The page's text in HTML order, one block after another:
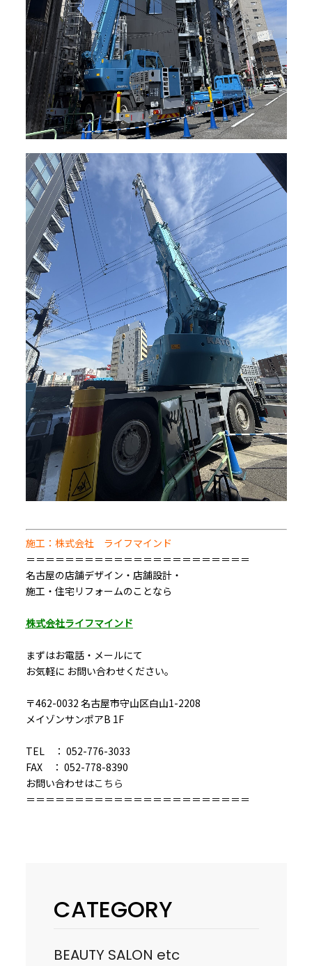
施工：株式会社 ライフマインド
＝＝＝＝＝＝＝＝＝＝＝＝＝＝＝＝＝＝＝＝＝＝＝
名古屋の店舗デザイン・店舗設計・
施工・住宅リフォームのことなら
株式会社ライフマインド
まずはお電話・メールにて
お気軽に お問い合わせください。
〒462-0032 名古屋市守山区白山1-2208
メイゾンサンポアB 1F
TEL ： 052-776-3033
FAX ： 052-778-8390
お問い合わせはこちら
＝＝＝＝＝＝＝＝＝＝＝＝＝＝＝＝＝＝＝＝＝＝＝
CATEGORY
BEAUTY SALON etc